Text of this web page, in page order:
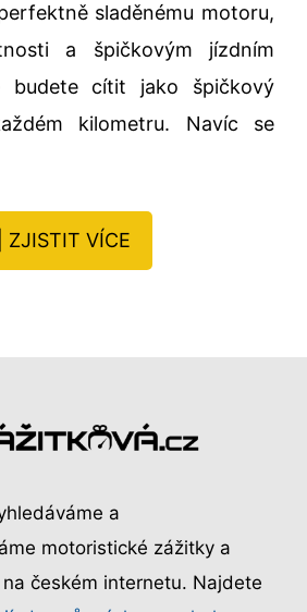
sladěnému motoru,
a špičkovým jízdním
budete cítit jako špičkový
kilometru. Navíc se
| ZJISTIT VÍCE
a
motoristické zážitky a
českém internetu. Najdete